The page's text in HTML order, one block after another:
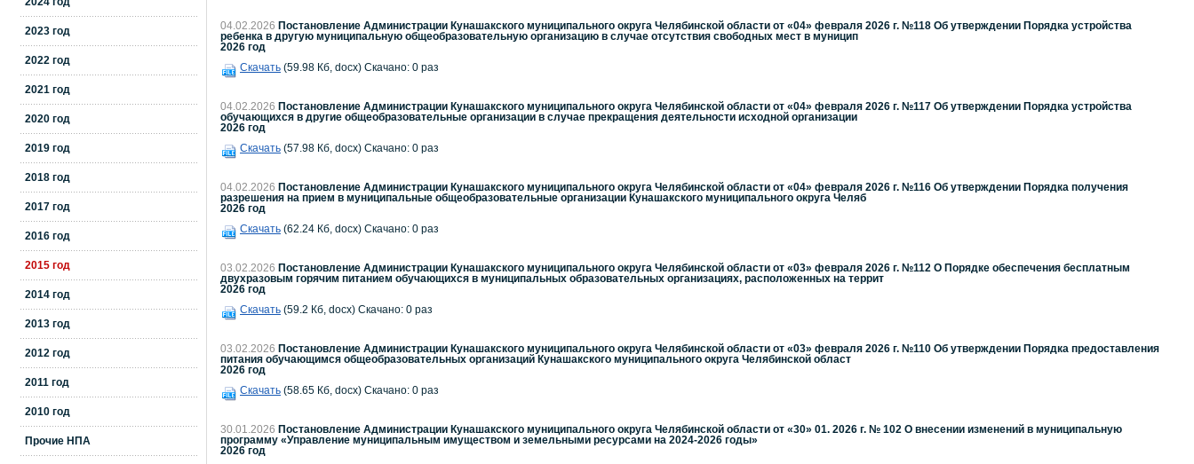
2023 год
2022 год
2021 год
2020 год
2019 год
2018 год
2017 год
2016 год
2015 год
2014 год
2013 год
2012 год
2011 год
2010 год
Прочие НПА
04.02.2026 Постановление Администрации Кунашакского муниципального округа Челябинской области от «04» февраля 2026 г. №118 Об утверждении Порядка устройства
ребенка в другую муниципальную общеобразовательную организацию в случае отсутствия свободных мест в муницип
2026 год
Скачать (59.98 Кб, docx) Скачано: 0 раз
04.02.2026 Постановление Администрации Кунашакского муниципального округа Челябинской области от «04» февраля 2026 г. №117 Об утверждении Порядка устройства
обучающихся в другие общеобразовательные организации в случае прекращения деятельности исходной организации
2026 год
Скачать (57.98 Кб, docx) Скачано: 0 раз
04.02.2026 Постановление Администрации Кунашакского муниципального округа Челябинской области от «04» февраля 2026 г. №116 Об утверждении Порядка получения
разрешения на прием в муниципальные общеобразовательные организации Кунашакского муниципального округа Челяб
2026 год
Скачать (62.24 Кб, docx) Скачано: 0 раз
03.02.2026 Постановление Администрации Кунашакского муниципального округа Челябинской области от «03» февраля 2026 г. №112 О Порядке обеспечения бесплатным
двухразовым горячим питанием обучающихся в муниципальных образовательных организациях, расположенных на террит
2026 год
Скачать (59.2 Кб, docx) Скачано: 0 раз
03.02.2026 Постановление Администрации Кунашакского муниципального округа Челябинской области от «03» февраля 2026 г. №110 Об утверждении Порядка предоставления
питания обучающимся общеобразовательных организаций Кунашакского муниципального округа Челябинской област
2026 год
Скачать (58.65 Кб, docx) Скачано: 0 раз
30.01.2026 Постановление Администрации Кунашакского муниципального округа Челябинской области от «30» 01. 2026 г. № 102 О внесении изменений в муниципальную
программу «Управление муниципальным имуществом и земельными ресурсами на 2024-2026 годы»
2026 год